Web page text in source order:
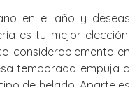
en el año y deseas
es tu mejor elección.
considerablemente en
temporada empuja a